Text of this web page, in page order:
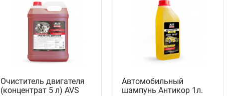
Очиститель двигателя
(концентрат 5 л) AVS
Автомобильный
шампунь Антикор 1л.